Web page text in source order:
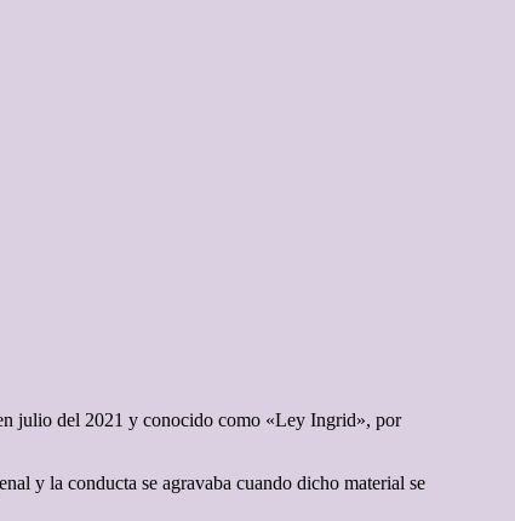
julio del 2021 y conocido como «Ley Ingrid», por
y la conducta se agravaba cuando dicho material se